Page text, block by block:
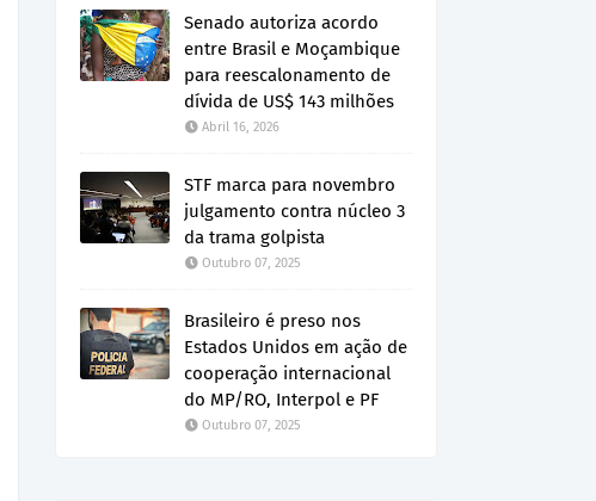
Senado autoriza acordo
entre Brasil e Moçambique
para reescalonamento de
dívida de US$ 143 milhões
Abril 16, 2026
STF marca para novembro
julgamento contra núcleo 3
da trama golpista
Outubro 07, 2025
Brasileiro é preso nos
Estados Unidos em ação de
cooperação internacional
do MP/RO, Interpol e PF
Outubro 07, 2025